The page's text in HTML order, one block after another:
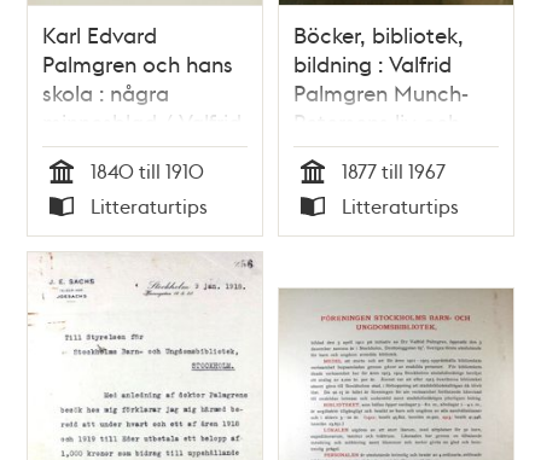
Karl Edvard
Palmgren och hans
skola : några
minnesblad / Valfrid
Palmgren Munch-
Petersen
Tid
1840 till 1910
Typ
Litteraturtips
Böcker, bibliotek,
bildning : Valfrid
Palmgren Munch-
Petersens liv och
verk / Lena
Lundgren, Mats
Myrstener, Kerstin E.
Wallin
Tid
1877 till 1967
Typ
Litteraturtips